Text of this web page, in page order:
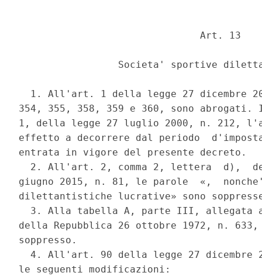
                               Art. 13
Societa' sportive
1. All'art. 1 della legge 27 dicembre
354, 355, 358, 359 e 360, sono
1, della legge 27 luglio 2000, n. 212,
effetto a decorrere dal periodo
entrata in vigore del presente decreto.
2. All'art. 2, comma 2, lettera  d),
giugno 2015, n. 81, le parole  «,
dilettantistiche lucrative» sono
3. Alla tabella A, parte III, allegata
della Repubblica 26 ottobre 1972, n.
soppresso.
4. All'art. 90 della legge 27 dicembre
le seguenti modificazioni: